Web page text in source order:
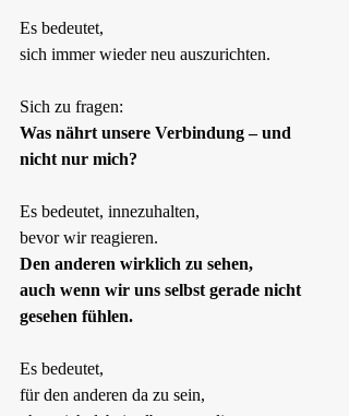
Es bedeutet,
sich immer wieder neu auszurichten.
Sich zu fragen:
Was nährt unsere Verbindung – und
nicht nur mich?
Es bedeutet, innezuhalten,
bevor wir reagieren.
Den anderen wirklich zu sehen,
auch wenn wir uns selbst gerade nicht
gesehen fühlen.
Es bedeutet,
für den anderen da zu sein,